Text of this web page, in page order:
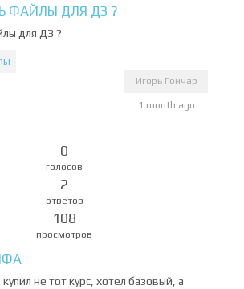
ФАЙЛЫ ДЛЯ ДЗ ?
для ДЗ ?
Игорь Гончар
1 month ago
0
голосов
2
ответов
108
просмотров
не тот курс, хотел базовый, а